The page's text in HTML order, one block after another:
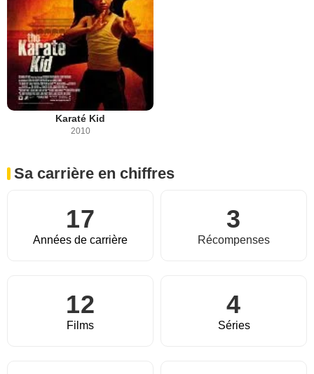
Karaté Kid
2010
Sa carrière en chiffres
17
Années de carrière
3
Récompenses
12
Films
4
Séries